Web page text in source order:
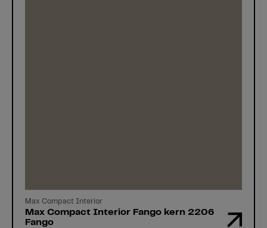
Max Compact Interior
Max Compact Interior Fango kern 2206
Fango